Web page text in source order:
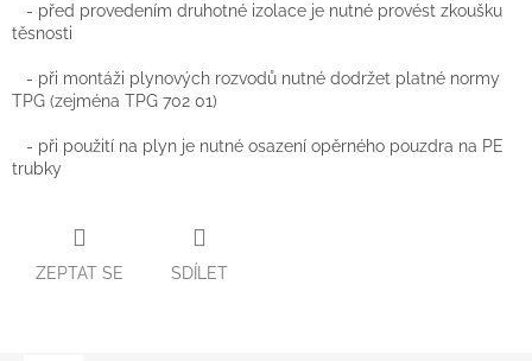
- před provedením druhotné izolace je nutné provést zkoušku
těsnosti
- při montáži plynových rozvodů nutné dodržet platné normy
TPG (zejména TPG 702 01)
- při použití na plyn je nutné osazení opěrného pouzdra na PE
trubky
ZEPTAT SE SDÍLET